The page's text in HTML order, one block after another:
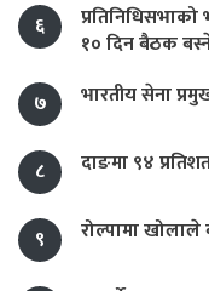
६
१० दिन बैठक
७
भारतीय सेना
८ दाङमा ९४
९ रोल्पामा